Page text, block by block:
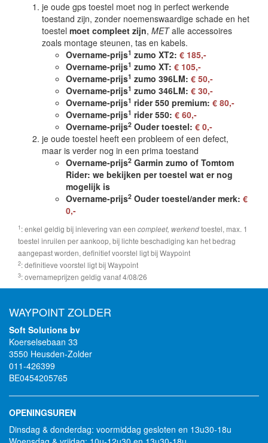
je oude gps toestel moet nog in perfect werkende
toestand zijn, zonder noemenswaardige schade en het
toestel moet compleet zijn, METalle accessoires
zoals montage steunen, tas en kabels.
Overname-prijs1 zumo XT2: € 185,-
Overname-prijs1 zumo XT: € 105,-
Overname-prijs1 zumo 396LM: € 50,-
Overname-prijs1 zumo 346LM: € 30,-
Overname-prijs1 rider 550 premium: € 80,-
Overname-prijs1 rider 550: € 60,-
Overname-prijs2 Ouder toestel: € 0,-
je oude toestel heeft een probleem of een defect,
maar is verder nog in een prima toestand
Overname-prijs2 Garmin zumo of Tomtom
Rider: we bekijken per toestel wat er nog
mogelijk is
Overname-prijs2 Ouder toestel/ander merk: €
0,-
1 : enkel geldig bij inlevering van een compleet, werkendtoestel, max. 1
toestel inruilen per aankoop, bij lichte beschadiging kan het bedrag
aangepast worden, definitief voorstel ligt bij Waypoint
2: definitieve voorstel ligt bij Waypoint
3: overnameprijzen geldig vanaf 4/08/26
WAYPOINT ZOLDER
Soft Solutions bv
Koerselsebaan 33
3550 Heusden-Zolder
011-426399
BE0454205765
OPENINGSUREN
Dinsdag & donderdag: voormiddag gesloten en 13u30-18u